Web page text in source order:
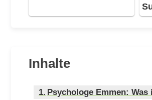
Inhalte
Psychologe Emmen: Was